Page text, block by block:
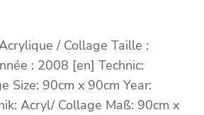
/ Collage Taille :
: 2008 [en] Technic:
Size: 90cm x 90cm Year:
Acryl/ Collage Maß: 90cm x